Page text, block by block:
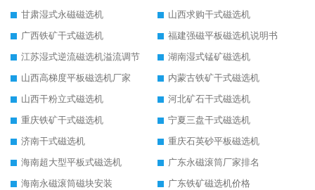
甘肃湿式永磁磁选机
山西求购干式磁选机
广西铁矿干式磁选机
福建强磁平板磁选机说明书
江苏湿式逆流磁选机溢流调节
湖南湿式锰矿磁选机
山西高梯度平板磁选机厂家
内蒙古铁矿干式磁选机
山西干粉立式磁选机
河北矿石干式磁选机
重庆铁矿干式磁选机
宁夏三盘干式磁选机
济南干式磁选机
重庆石英砂平板磁选机
海南超大型平板式磁选机
广东永磁滚筒厂家排名
海南永磁滚筒磁块安装
广东铁矿磁选机价格